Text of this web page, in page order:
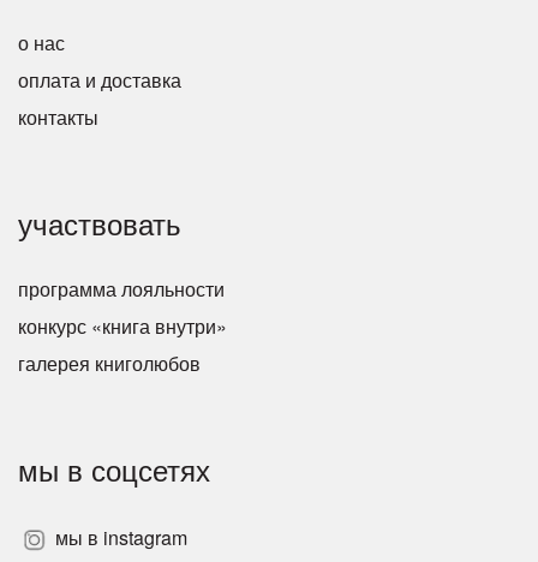
о нас
оплата и доставка
контакты
участвовать
программа лояльности
конкурс «книга внутри»
галерея книголюбов
мы в соцсетях
мы в instagram